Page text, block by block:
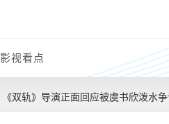
影视看点
《双轨》导演正面回应被虞书欣泼水